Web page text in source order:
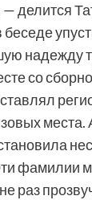
— делится
надежду
со
места.
фамилии
раз